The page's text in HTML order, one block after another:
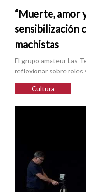
“Muerte, amor
sensibilización
machistas
El grupo amateur Las
reflexionar sobre roles
Cultura